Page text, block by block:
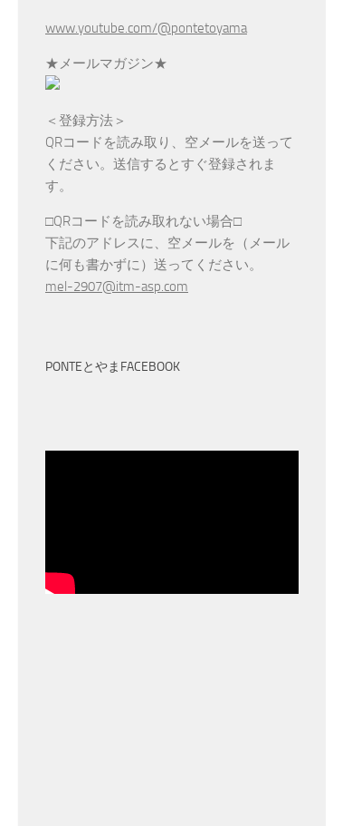
www.youtube.com/@pontetoyama
★メールマガジン★
＜登録方法＞
QRコードを読み取り、空メールを送って
ください。送信するとすぐ登録されま
す。
□QRコードを読み取れない場合□
下記のアドレスに、空メールを（メール
に何も書かずに）送ってください。
mel-2907@itm-asp.com
PONTEとやまFACEBOOK